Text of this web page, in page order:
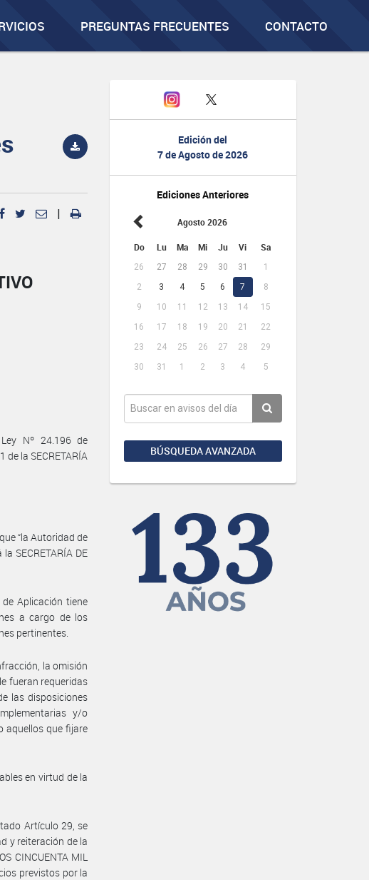
PREGUNTAS FRECUENTES CONTACTO
Edición del
7 de Agosto de 2026
Ediciones Anteriores
Agosto 2026
Do Lu Ma Mi Ju Vi Sa
26 27 28 29 30 31
1
2
3 4 5 6 7
8
9
10 11 12 13 14
15
16
17 18 19 20 21
22
23
24 25 26 27 28
29
30
31 1 2 3 4 5
BÚSQUEDA AVANZADA
|
Ley Nº 24.196 de
la SECRETARÍA
“la Autoridad de
SECRETARÍA DE
Aplicación tiene
a cargo de los
pertinentes.
la omisión
fueran requeridas
las disposiciones
y/o
aquellos que fijare
en virtud de la
Artículo 29, se
y reiteración de la
CINCUENTA MIL
previstos por la